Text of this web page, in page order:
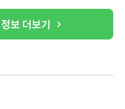
보 더보기